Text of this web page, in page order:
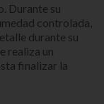
Durante su
controlada,
durante su
realiza un
finalizar la